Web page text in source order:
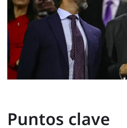
Puntos clave